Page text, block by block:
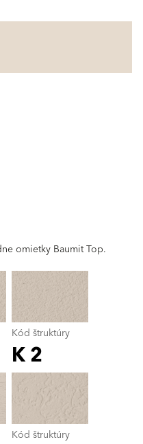
omietky Baumit Top.
Kód štruktúry
K 2
Kód štruktúry